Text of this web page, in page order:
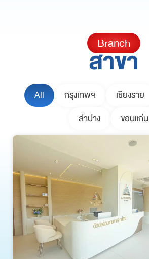
Branch
สาขา
All กรุงเทพฯ เชียงราย
ลำปาง
ขอนแก่น